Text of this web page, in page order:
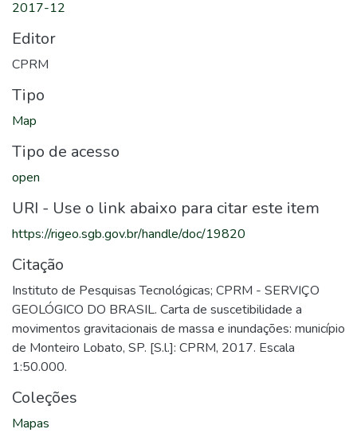
2017-12
Editor
CPRM
Tipo
Map
Tipo de acesso
open
URI - Use o link abaixo para citar este item
https://rigeo.sgb.gov.br/handle/doc/19820
Citação
Instituto de Pesquisas Tecnológicas; CPRM - SERVIÇO
GEOLÓGICO DO BRASIL. Carta de suscetibilidade a
movimentos gravitacionais de massa e inundações: município
de Monteiro Lobato, SP. [S.l.]: CPRM, 2017. Escala
1:50.000.
Coleções
Mapas